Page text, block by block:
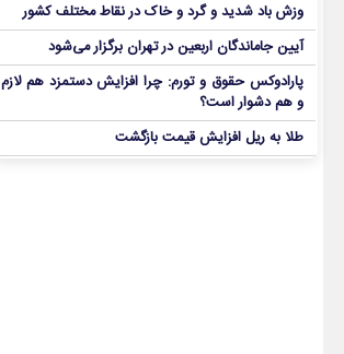
وزش باد شدید و گرد و خاک در نقاط مختلف کشور
آیین جاماندگان اربعین در تهران برگزار می‌شود
پارادوکس حقوق و تورم: چرا افزایش دستمزد هم لازم
و هم دشوار است؟
طلا به ریل افزایش قیمت بازگشت